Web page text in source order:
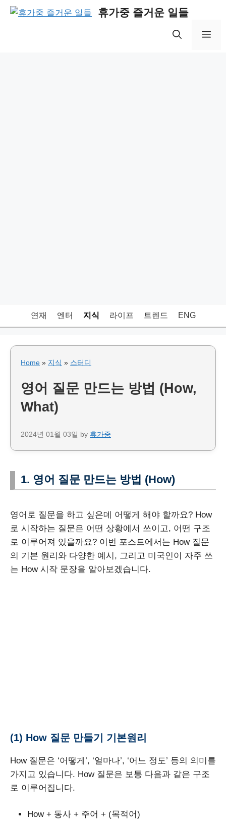
Skip
휴가중 즐거운 일들
연재 엔터 지식 라이프 트렌드 ENG
Home » 지식 » 스터디
영어 질문 만드는 방법 (How,
What)
2024년 01월 03일 by 휴가중
1. 영어 질문 만드는 방법 (How)
영어로 질문을 하고 싶은데 어떻게 해야 할까요? How
로 시작하는 질문은 어떤 상황에서 쓰이고, 어떤 구조
로 이루어져 있을까요? 이번 포스트에서는 How 질문
의 기본 원리와 다양한 예시, 그리고 미국인이 자주 쓰
는 How 시작 문장을 알아보겠습니다.
(1) How 질문 만들기 기본원리
How 질문은 ‘어떻게’, ‘얼마나’, ‘어느 정도’ 등의 의미를
가지고 있습니다. How 질문은 보통 다음과 같은 구조
로 이루어집니다.
How + 동사 + 주어 + (목적어)